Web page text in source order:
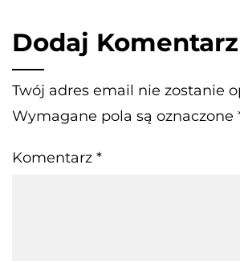
Dodaj Komentarz
Twój adres email nie zostanie
Wymagane pola są oznaczone
Komentarz *